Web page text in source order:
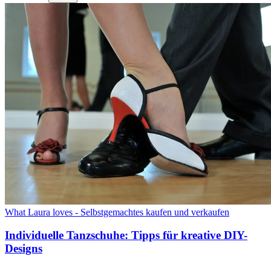
What Laura loves - Selbstgemachtes kaufen und verkaufen
Individuelle Tanzschuhe: Tipps für kreative DIY-
Designs